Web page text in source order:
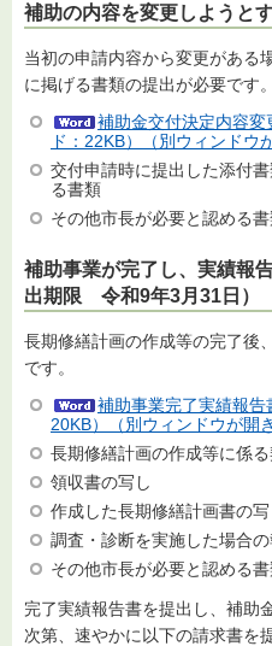
補助の内容を変更しようと
当初の申請内容から変更がある
に掲げる書類の提出が必要です。
補助金交付決定内容
ド：22KB）（別ウィンドウ
交付申請時に提出した添付
る書類
その他市長が必要と認める
補助事業が完了し、実績報
出期限
令和9年3月31日）
長期修繕計画の作成等の完了後
です。
補助事業完了実績報告
20KB）（別ウィンドウが開
長期修繕計画の作成等に係
領収書の写し
作成した長期修繕計画書の写
調査・診断を実施した場合
その他市長が必要と認める
完了実績報告書を提出し、補助
次第、速やかに以下の請求書を